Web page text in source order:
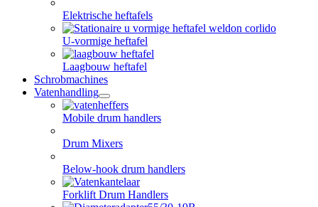
Elektrische heftafels
U-vormige heftafel
Laagbouw heftafel
Schrobmachines
Vatenhandling
open
dropdown
menu
Mobile drum handlers
Drum Mixers
Below-hook drum handlers
Forklift Drum Handlers